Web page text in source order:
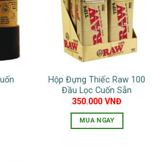
Hộp Đựng Thiếc Raw 100
Đầu Lọc Cuốn Sẵn
350.000VNĐ
MUA NGAY